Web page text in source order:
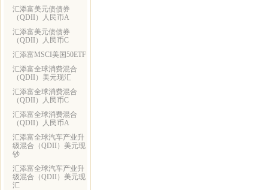
汇添富美元债债券
（QDII）人民币A
汇添富美元债债券
（QDII）人民币C
汇添富MSCI美国50ETF
汇添富全球消费混合
（QDII）美元现汇
汇添富全球消费混合
（QDII）人民币C
汇添富全球消费混合
（QDII）人民币A
汇添富全球汽车产业升
级混合（QDII）美元现
钞
汇添富全球汽车产业升
级混合（QDII）美元现
汇